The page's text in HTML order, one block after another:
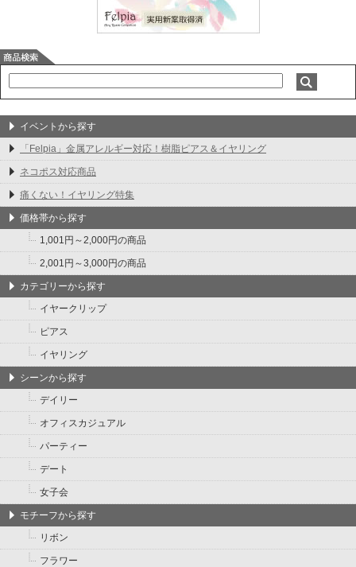
イベントから探す
「Felpia」金属アレルギー対応！樹脂ピアス＆イヤリング
ネコポス対応商品
痛くない！イヤリング特集
価格帯から探す
1,001円～2,000円の商品
2,001円～3,000円の商品
カテゴリーから探す
イヤークリップ
ピアス
イヤリング
シーンから探す
デイリー
オフィスカジュアル
パーティー
デート
女子会
モチーフから探す
リボン
フラワー